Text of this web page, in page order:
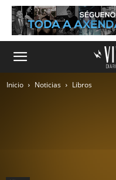
Inicio Noticias Libros